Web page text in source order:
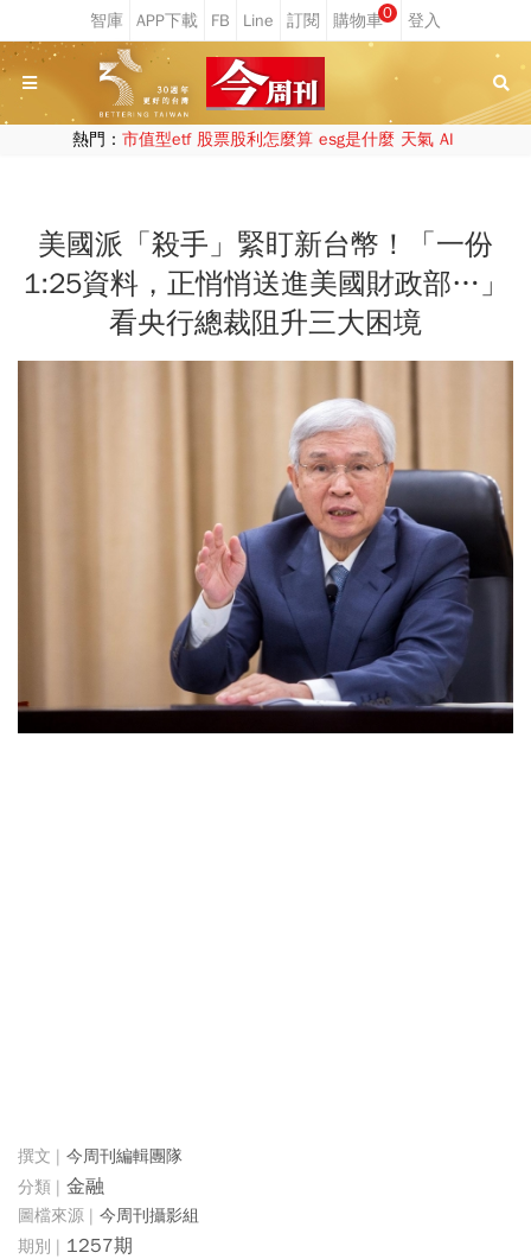
0
熱門： 市值型etf 股票股利怎麼算 esg是什麼 天氣 AI
美國派「殺手」緊盯新台幣！「一份
1:25資料，正悄悄送進美國財政部…」
看央行總裁阻升三大困境
今周刊編輯團隊
金融
今周刊攝影組
1257期